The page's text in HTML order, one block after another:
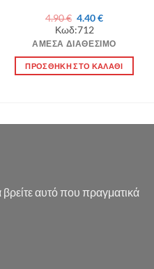
4.90€ Original
price
was:
4.90 €.
4.40€Η
είναι:
Κωδ:712
ΆΜΕΣΑ ΔΙΑΘΈΣΙΜΟ
ΠΡΟΣΘΉΚΗ ΣΤΟ ΚΑΛΆΘΙ
αυτό που πραγματικά